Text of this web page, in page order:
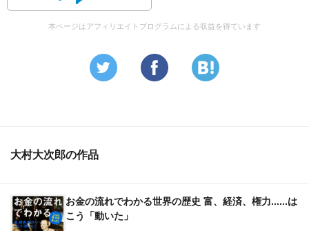
本ページはアフィリエイトプログラムによる収益を得ています
大村大次郎の作品
お金の流れでわかる世界の歴史 富、経済、権力......は
こう「動いた」